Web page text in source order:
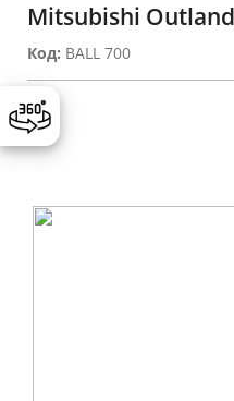
Mitsubishi
Код: BALL 700